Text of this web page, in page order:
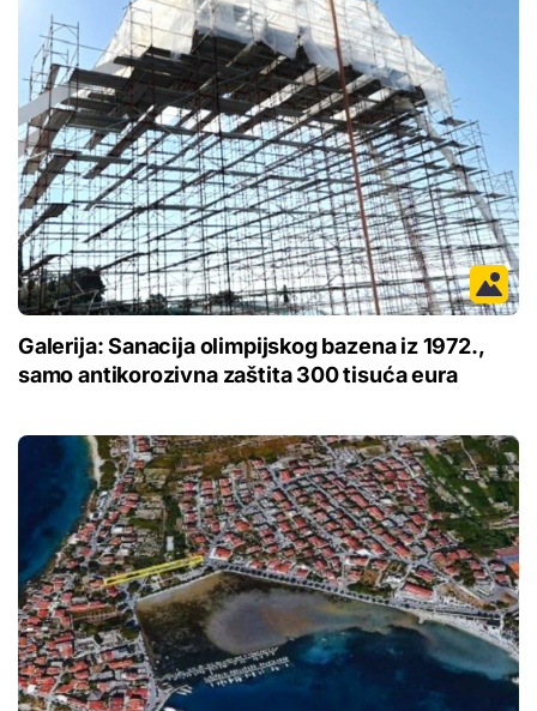
Galerija: Sanacija olimpijskog bazena iz 1972.,
samo antikorozivna zaštita 300 tisuća eura